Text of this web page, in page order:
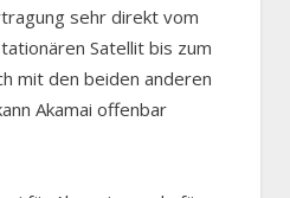
sehr direkt vom
Satellit bis zum
mit den beiden anderen
Akamai offenbar